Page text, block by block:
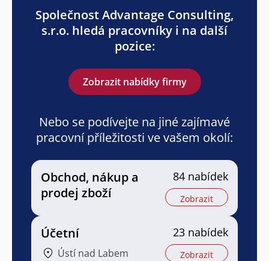
Společnost Advantage Consulting,
s.r.o. hledá pracovníky i na další
pozice:
Zobrazit nabídky firmy
Nebo se podívejte na jiné zajímavé
pracovní příležitosti ve vašem okolí:
Obchod, nákup a
prodej zboží
84 nabídek
Zobrazit
Účetní
Ústí nad Labem
23 nabídek
Zobrazit